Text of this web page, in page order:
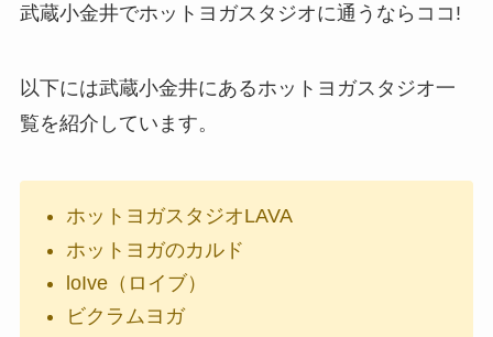
武蔵小金井でホットヨガスタジオに通うならココ!
以下には武蔵小金井にあるホットヨガスタジオ一
覧を紹介しています。
ホットヨガスタジオLAVA
ホットヨガのカルド
loIve（ロイブ）
ビクラムヨガ